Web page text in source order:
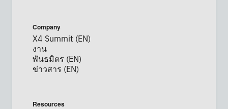
อีเมลบริษัท*
เบอร์โทรศัพท์*
ประเทศ*
Company
X4 Summit (EN)
งาน
พันธมิตร (EN)
ข่าวสาร (EN)
Resources